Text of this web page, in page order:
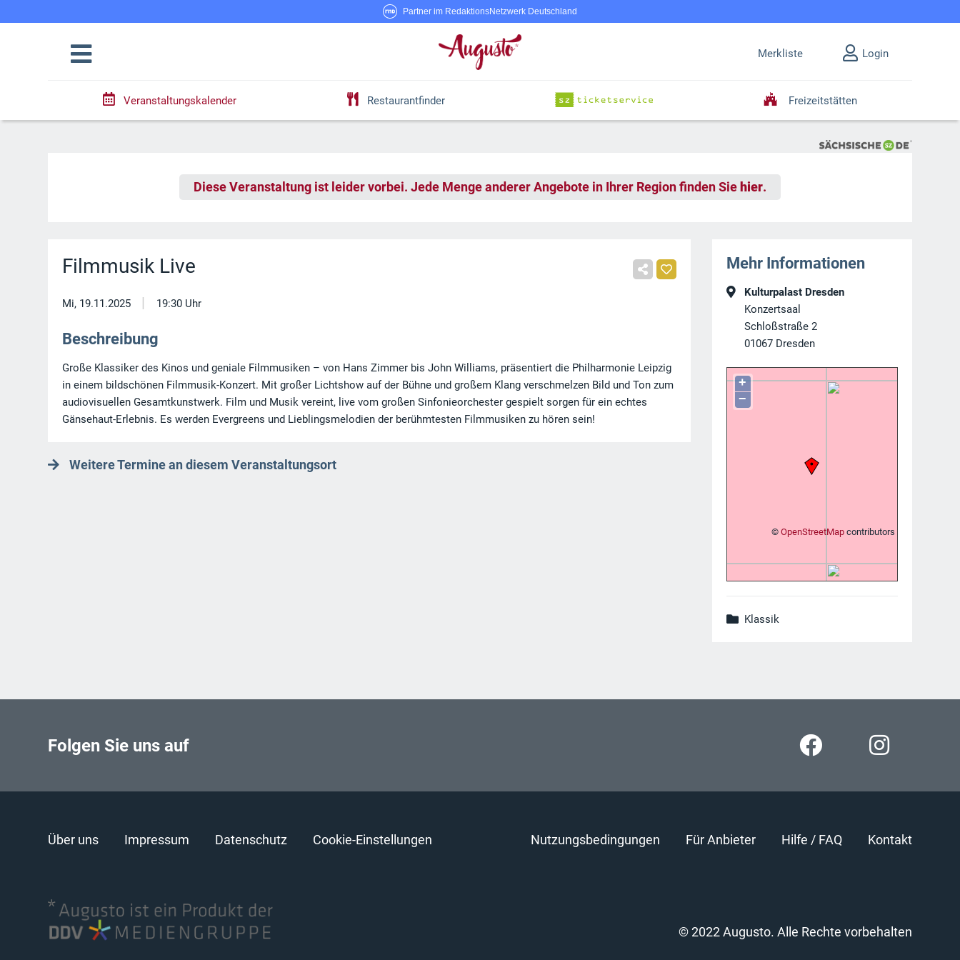
Partner im RedaktionsNetzwerk Deutschland
Merkliste Login
Veranstaltungskalender Restaurantfinder Freizeitstätten
Diese Veranstaltung ist leider vorbei. Jede Menge anderer Angebote in Ihrer Region finden Sie hier.
Filmmusik Live
Mi, 19.11.2025 | 19:30 Uhr
Beschreibung
Große Klassiker des Kinos und geniale Filmmusiken – von Hans Zimmer bis John Williams, präsentiert die Philharmonie Leipzig
in einem bildschönen Filmmusik-Konzert. Mit großer Lichtshow auf der Bühne und großem Klang verschmelzen Bild und Ton zum
audiovisuellen Gesamtkunstwerk. Film und Musik vereint, live vom großen Sinfonieorchester gespielt sorgen für ein echtes
Gänsehaut-Erlebnis. Es werden Evergreens und Lieblingsmelodien der berühmtesten Filmmusiken zu hören sein!
Weitere Termine an diesem Veranstaltungsort
Mehr Informationen
Kulturpalast Dresden
Konzertsaal
Schloßstraße 2
01067 Dresden
+
−
© OpenStreetMapcontributors
Klassik
Folgen Sie uns auf
Über uns Impressum Datenschutz Cookie-Einstellungen Nutzungsbedingungen Für Anbieter Hilfe / FAQ Kontakt
© 2022 Augusto. Alle Rechte vorbehalten